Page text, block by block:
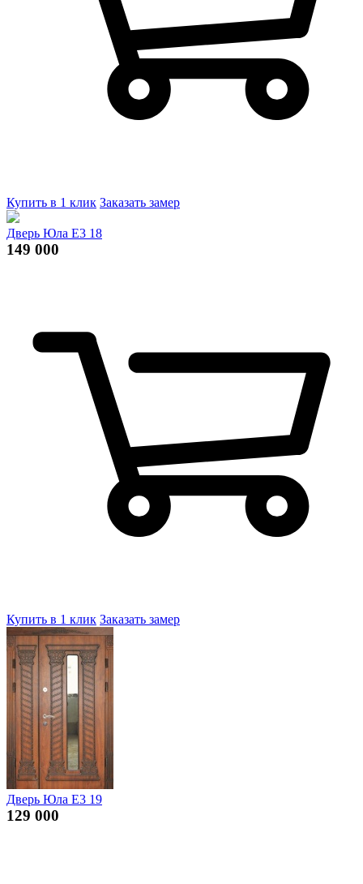
Купить в 1 клик Заказать замер
Дверь Юла Е3 18
149 000
Купить в 1 клик Заказать замер
Дверь Юла Е3 19
129 000